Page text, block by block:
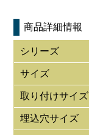
商品詳細情報
シリーズ
サイズ
取り付けサイズ
埋込穴サイズ